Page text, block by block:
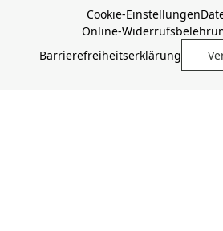
Cookie-Einstellungen
Online-
Barrierefreiheitserklärung